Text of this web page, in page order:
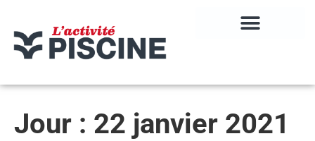
Jour : 22 janvier 2021